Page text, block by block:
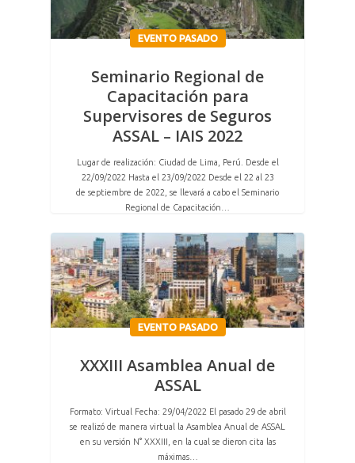
EVENTO PASADO
Seminario Regional de
Capacitación para
Supervisores de Seguros
ASSAL – IAIS 2022
Lugar de realización: Ciudad de Lima, Perú. Desde el
22/09/2022 Hasta el 23/09/2022 Desde el 22 al 23
de septiembre de 2022, se llevará a cabo el Seminario
Regional de Capacitación…
EVENTO PASADO
XXXIII Asamblea Anual de
ASSAL
Formato: Virtual Fecha: 29/04/2022 El pasado 29 de abril
se realizó de manera virtual la Asamblea Anual de ASSAL
en su versión N° XXXIII, en la cual se dieron cita las
máximas…